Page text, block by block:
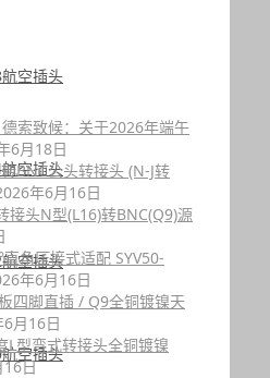
空插头
空插头
空插头
空插头
德索致候：关于2026年端午
6月18日
BNC公头转接头 (N-J转
年6月16日
接头N型(L16)转BNC(Q9)源
角压接式适配 SYV50-
年6月16日
四脚直插 / Q9全铜镀镍天
月16日
L型弯式转接头全铜镀镍
16日